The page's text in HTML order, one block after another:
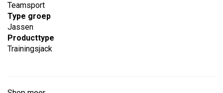
Teamsport
Type groep
Jassen
Producttype
Trainingsjack